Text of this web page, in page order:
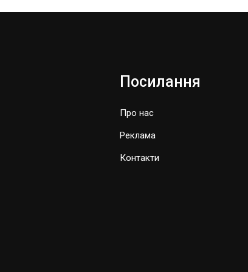
Посилання
Про нас
Реклама
Контакти